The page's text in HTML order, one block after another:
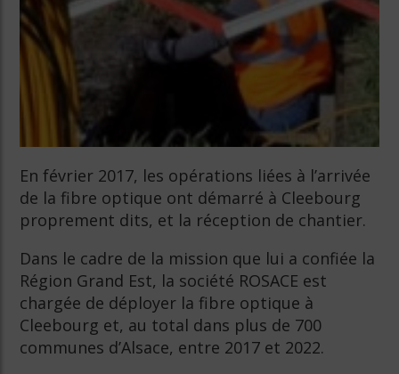
En février 2017, les opérations liées à l’arrivée
de la fibre optique ont démarré à Cleebourg
proprement dits, et la réception de chantier.
Dans le cadre de la mission que lui a confiée la
Région Grand Est, la société ROSACE est
chargée de déployer la fibre optique à
Cleebourg et, au total dans plus de 700
communes d’Alsace, entre 2017 et 2022.